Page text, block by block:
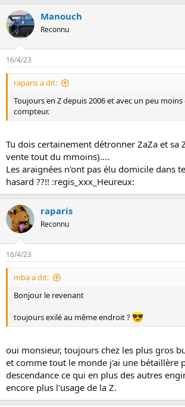
Manouch
Reconnu
16/4/23
raparis a dit:
Toujours en Z depuis 2006 et avec un peu moins
compteur.
Tu dois certainement détronner ZaZa et sa
vente tout du mmoins)....
Les araignées n'ont pas élu domicile dans
hasard ??!! :regis_xxx_Heureux:
raparis
Reconnu
16/4/23
mba a dit:
Bonjour le revenant
toujours exilé au même endroit ?
oui monsieur, toujours chez les plus gros
et comme tout le monde j'ai une bétaillère
descendance ce qui en plus des autres
encore plus l'usage de la Z.